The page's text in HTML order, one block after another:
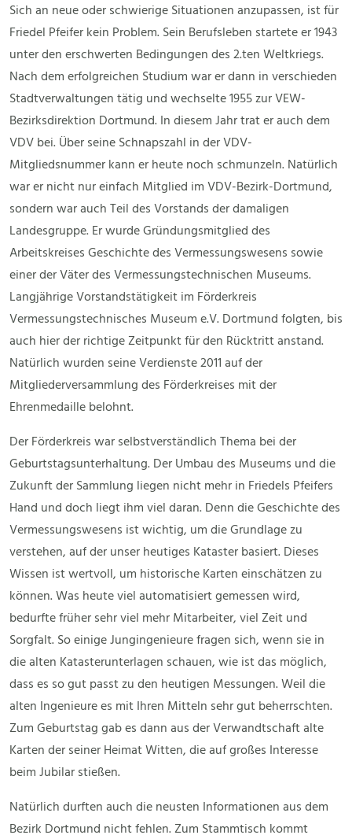
Sich an neue oder schwierige Situationen anzupassen, ist für
Friedel Pfeifer kein Problem. Sein Berufsleben startete er 1943
unter den erschwerten Bedingungen des 2.ten Weltkriegs.
Nach dem erfolgreichen Studium war er dann in verschieden
Stadtverwaltungen tätig und wechselte 1955 zur VEW-
Bezirksdirektion Dortmund. In diesem Jahr trat er auch dem
VDV bei. Über seine Schnapszahl in der VDV-
Mitgliedsnummer kann er heute noch schmunzeln. Natürlich
war er nicht nur einfach Mitglied im VDV-Bezirk-Dortmund,
sondern war auch Teil des Vorstands der damaligen
Landesgruppe. Er wurde Gründungsmitglied des
Arbeitskreises Geschichte des Vermessungswesens sowie
einer der Väter des Vermessungstechnischen Museums.
Langjährige Vorstandstätigkeit im Förderkreis
Vermessungstechnisches Museum e.V. Dortmund folgten, bis
auch hier der richtige Zeitpunkt für den Rücktritt anstand.
Natürlich wurden seine Verdienste 2011 auf der
Mitgliederversammlung des Förderkreises mit der
Ehrenmedaille belohnt.
Der Förderkreis war selbstverständlich Thema bei der
Geburtstagsunterhaltung. Der Umbau des Museums und die
Zukunft der Sammlung liegen nicht mehr in Friedels Pfeifers
Hand und doch liegt ihm viel daran. Denn die Geschichte des
Vermessungswesens ist wichtig, um die Grundlage zu
verstehen, auf der unser heutiges Kataster basiert. Dieses
Wissen ist wertvoll, um historische Karten einschätzen zu
können. Was heute viel automatisiert gemessen wird,
bedurfte früher sehr viel mehr Mitarbeiter, viel Zeit und
Sorgfalt. So einige Jungingenieure fragen sich, wenn sie in
die alten Katasterunterlagen schauen, wie ist das möglich,
dass es so gut passt zu den heutigen Messungen. Weil die
alten Ingenieure es mit Ihren Mitteln sehr gut beherrschten.
Zum Geburtstag gab es dann aus der Verwandtschaft alte
Karten der seiner Heimat Witten, die auf großes Interesse
beim Jubilar stießen.
Natürlich durften auch die neusten Informationen aus dem
Bezirk Dortmund nicht fehlen. Zum Stammtisch kommt